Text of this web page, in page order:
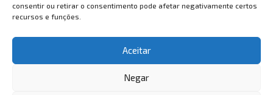
consentir ou retirar o consentimento pode afetar negativamente certos
recursos e funções.
Aceitar
Negar